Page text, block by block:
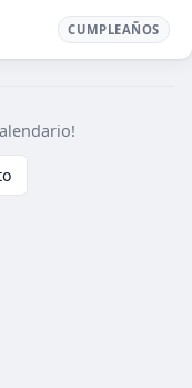
CUMPLEAÑOS